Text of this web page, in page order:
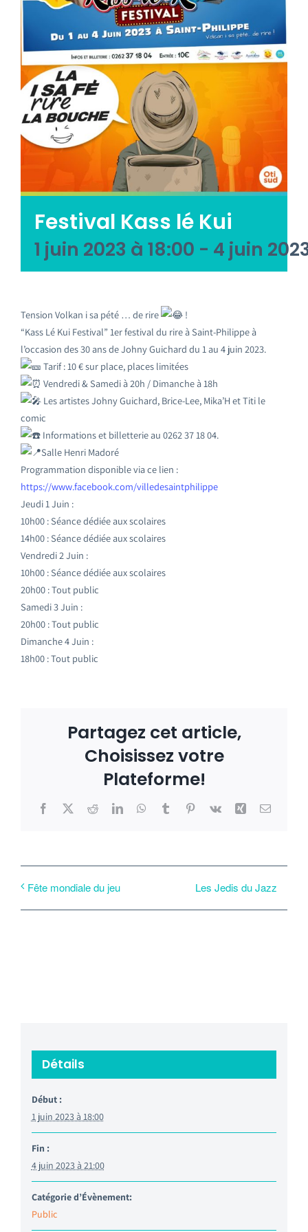
Contact
Festival Kass lé Kui
1 juin 2023 à 18:00 - 4 juin
Tension Volkan i sa pété … de rire
!
“Kass Lé Kui Festival” 1er festival du rire à Saint-Philippe à
l’occasion des 30 ans de Johny Guichard du 1 au 4 juin 2023.
Tarif : 10 € sur place, places limitées
Vendredi & Samedi à 20h / Dimanche à 18h
Les artistes Johny Guichard, Brice-Lee, Mika’H et Titi le
comic
Informations et billetterie au 0262 37 18 04.
Salle Henri Madoré
Programmation disponible via ce lien :
https://www.facebook.com/villedesaintphilippe
Jeudi 1 Juin :
10h00 : Séance dédiée aux scolaires
14h00 : Séance dédiée aux scolaires
Vendredi 2 Juin :
10h00 : Séance dédiée aux scolaires
20h00 : Tout public
Samedi 3 Juin :
20h00 : Tout public
Dimanche 4 Juin :
18h00 : Tout public
Partagez cet article,
Choisissez votre
Plateforme!
Facebook
X RedditLinkedInWhatsApp
TumblrPinterest
Vk Xing Email
Fête mondiale du jeu Les Jedis du Jazz
Détails
Début :
1 juin 2023 à 18:00
Fin :
4 juin 2023 à 21:00
Catégorie d’Évènement:
Public